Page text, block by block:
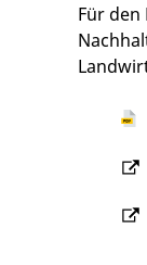
Für den